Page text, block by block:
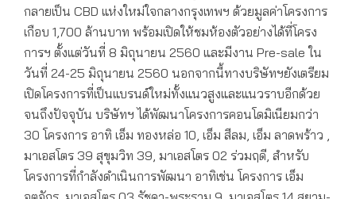
กลายเป็น CBD แห่งใหม่ใจกลางกรุงเทพฯ ด้วยมูลค่าโครงการ
เกือบ 1,700 ล้านบาท พร้อมเปิดให้ชมห้องตัวอย่างได้ที่โครง
การฯ ตั้งแต่วันที่ 8 มิถุนายน 2560 และมีงาน Pre-sale ใน
วันที่ 24-25 มิถุนายน 2560 นอกจากนี้ทางบริษัทฯยังเตรียม
เปิดโครงการที่เป็นแบรนด์ใหม่ทั้งแนวสูงและแนวราบอีกด้วย
จนถึงปัจจุบัน บริษัทฯ ได้พัฒนาโครงการคอนโดมิเนียมกว่า
30 โครงการ อาทิ เอ็ม ทองหล่อ 10, เอ็ม สีลม, เอ็ม ลาดพร้าว ,
มาเอสโตร 39 สุขุมวิท 39, มาเอสโตร 02 ร่วมฤดี, สำหรับ
โครงการที่กำลังดำเนินการพัฒนา อาทิเช่น โครงการ เอ็ม